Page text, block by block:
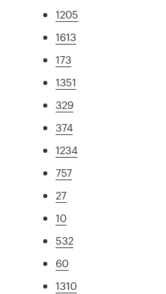
1205
1613
173
1351
329
374
1234
757
27
10
532
60
1310